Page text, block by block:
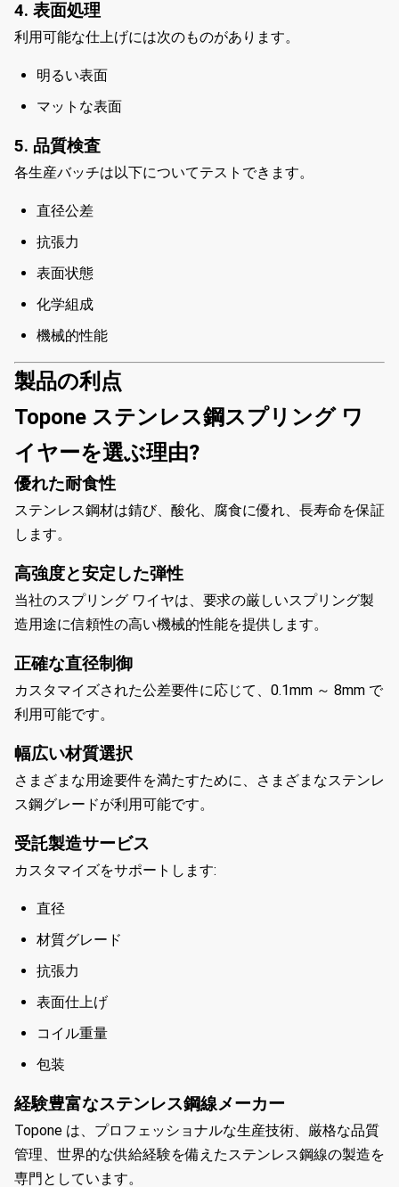
4. 表面処理
利用可能な仕上げには次のものがあります。
明るい表面
マットな表面
5. 品質検査
各生産バッチは以下についてテストできます。
直径公差
抗張力
表面状態
化学組成
機械的性能
製品の利点
Topone ステンレス鋼スプリング ワ
イヤーを選ぶ理由?
優れた耐食性
ステンレス鋼材は錆び、酸化、腐食に優れ、長寿命を保証
します。
高強度と安定した弾性
当社のスプリング ワイヤは、要求の厳しいスプリング製
造用途に信頼性の高い機械的性能を提供します。
正確な直径制御
カスタマイズされた公差要件に応じて、0.1mm ～ 8mm で
利用可能です。
幅広い材質選択
さまざまな用途要件を満たすために、さまざまなステンレ
ス鋼グレードが利用可能です。
受託製造サービス
カスタマイズをサポートします:
直径
材質グレード
抗張力
表面仕上げ
コイル重量
包装
経験豊富なステンレス鋼線メーカー
Topone は、プロフェッショナルな生産技術、厳格な品質
管理、世界的な供給経験を備えたステンレス鋼線の製造を
専門としています。